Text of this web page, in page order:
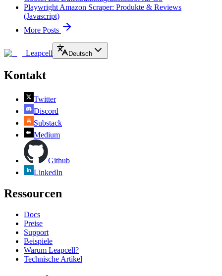
Playwright Amazon Scraper: Produkte & Reviews
(Javascript)
More Posts
Leapcell Deutsch
Kontakt
Twitter
Discord
Substack
Medium
Github
LinkedIn
Ressourcen
Docs
Preise
Support
Beispiele
Warum Leapcell?
Technische Artikel